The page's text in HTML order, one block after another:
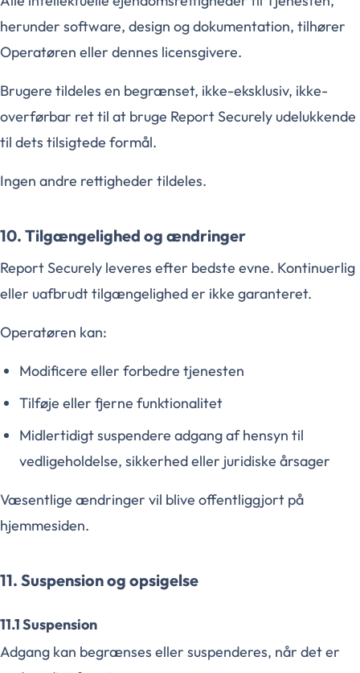
herunder software, design og dokumentation, tilhører
Operatøren eller dennes licensgivere.
Brugere tildeles en begrænset, ikke-eksklusiv, ikke-
overførbar ret til at bruge Report Securely udelukkende
til dets tilsigtede formål.
Ingen andre rettigheder tildeles.
10. Tilgængelighed og ændringer
Report Securely leveres efter bedste evne. Kontinuerlig
eller uafbrudt tilgængelighed er ikke garanteret.
Operatøren kan:
Modificere eller forbedre tjenesten
Tilføje eller fjerne funktionalitet
Midlertidigt suspendere adgang af hensyn til
vedligeholdelse, sikkerhed eller juridiske årsager
Væsentlige ændringer vil blive offentliggjort på
hjemmesiden.
11. Suspension og opsigelse
11.1 Suspension
Adgang kan begrænses eller suspenderes, når det er